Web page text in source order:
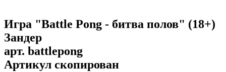
Игра "Battle Pong - битва полов" (18+)
Зандер
арт. battlepong
Артикул скопирован